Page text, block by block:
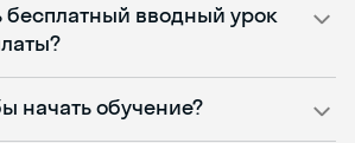
бесплатный вводный урок
начать обучение?